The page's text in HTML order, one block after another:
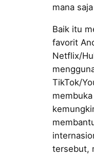
mana
Baik itu
favorit
Netflix/
TikTok/
tersebut,